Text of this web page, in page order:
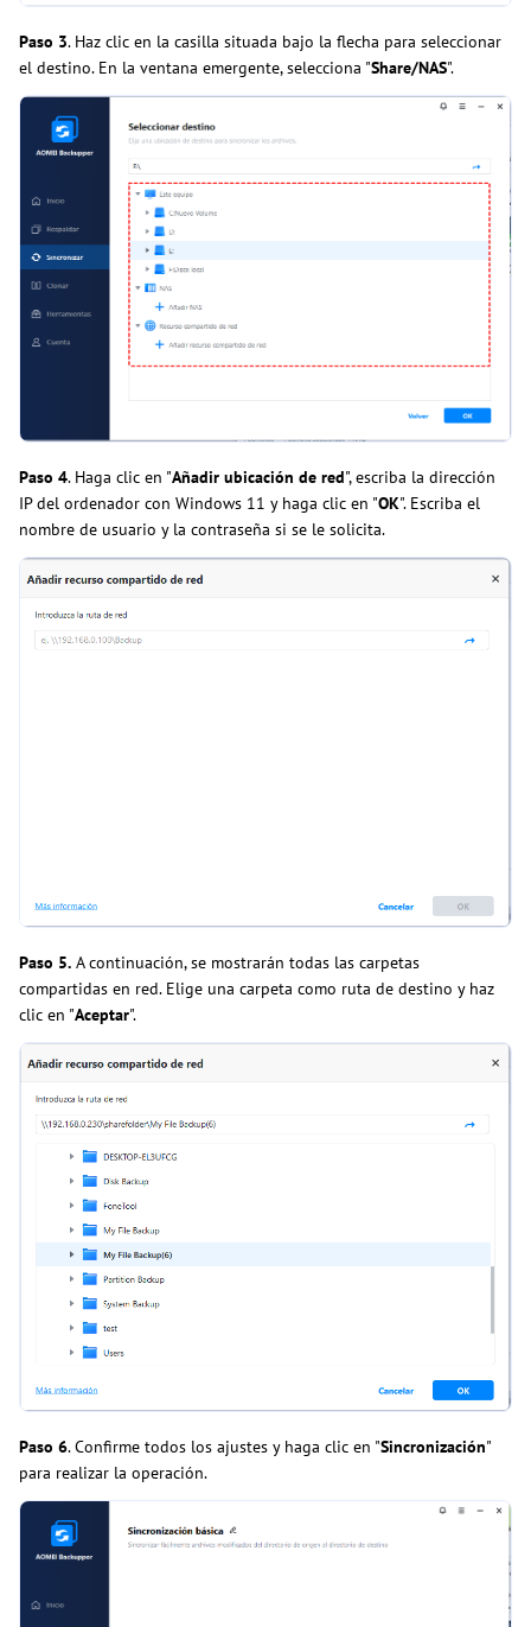
Paso 3. Haz clic en la casilla situada bajo la flecha para seleccionar
el destino. En la ventana emergente, selecciona "Share/NAS".
Paso 4. Haga clic en "Añadir ubicación de red", escriba la dirección
IP del ordenador con Windows 11 y haga clic en "OK". Escriba el
nombre de usuario y la contraseña si se le solicita.
Paso 5. A continuación, se mostrarán todas las carpetas
compartidas en red. Elige una carpeta como ruta de destino y haz
clic en "Aceptar".
Paso 6. Confirme todos los ajustes y haga clic en "Sincronización"
para realizar la operación.